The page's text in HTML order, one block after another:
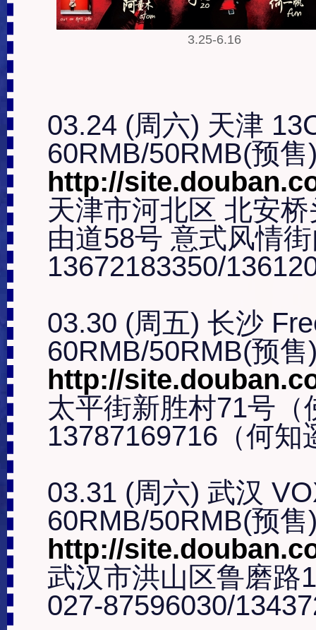
3.25-6.16
03.24 (周六) 天津
http://
天津市河北区 北安
由道58号 意式风情
13672183350/
03.30 (周五) 长沙
http://
太平街新胜村71号（
13787169716（何知
03.31 (周六) 武汉
http://
武汉市洪山区鲁磨路
027-87596030/